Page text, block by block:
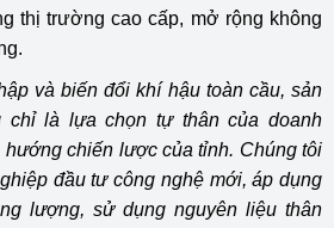
thị trường cao cấp, mở rộng không
và biến đổi khí hậu toàn cầu, sản
chỉ là lựa chọn tự thân của doanh
chiến lược của tỉnh. Chúng tôi
đầu tư công nghệ mới, áp dụng
lượng, sử dụng nguyên liệu thân